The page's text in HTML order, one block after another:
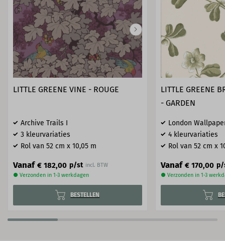
LITTLE GREENE VINE - ROUGE
Archive Trails I
3 kleurvariaties
Rol van 52 cm x 10,05 m
Vanaf € 182,00 p/st incl. BTW
● Verzonden in 1-3 werkdagen
BESTELLEN
LITTLE GREENE
- GARDEN
London
4 kleurvariaties
Rol van 52 cm x
Vanaf € 170,00 p/
● Verzonden in 1-3